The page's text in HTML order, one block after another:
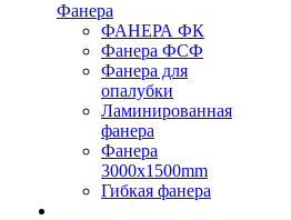
Фанера
ФАНЕРА ФК
Фанера ФСФ
Фанера для
опалубки
Ламинированная
фанера
Фанера
3000х1500mm
Гибкая фанера